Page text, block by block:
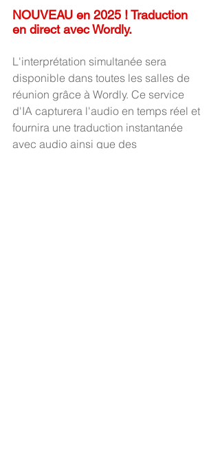
NOUVEAU en 2025 ! Traduction
en direct avec Wordly.
﻿L'interprétation simultanée sera
disponible dans toutes les salles de
réunion grâce à Wordly. Ce service
d'IA capturera l'audio en temps réel et
fournira une traduction instantanée
avec audio ainsi que des